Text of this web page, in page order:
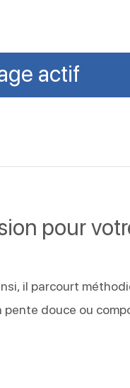
actif
pour
il parcourt
douce ou